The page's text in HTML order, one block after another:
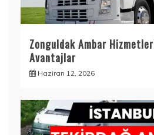
Zonguldak Ambar
Avantajlar
Haziran 12, 2026